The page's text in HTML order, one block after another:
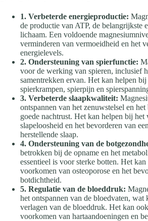
1. Verbeterde energieproductie:
de productie van ATP, de belangrijkste
lichaam. Een voldoende
verminderen van vermoeidheid en het
energielevels.
2. Ondersteuning van spierfunctie:
voor de werking van spieren, inclusief
samentrekken ervan. Het kan helpen
spierkrampen, spierpijn en
3. Verbeterde slaapkwaliteit:
ontspannen van het zenuwstelsel en
goede nachtrust. Het kan helpen bij het
slapeloosheid en het bevorderen van
herstellende slaap.
4. Ondersteuning van de
betrokken bij de opname en het
essentieel is voor sterke botten. Het
voorkomen van osteoporose en het
botdichtheid.
5. Regulatie van de bloeddruk:
het ontspannen van de bloedvaten, wat
verlagen van de bloeddruk. Het kan
voorkomen van hartaandoeningen en